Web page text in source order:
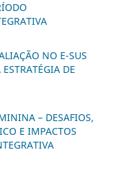
NO E-SUS
DE
– DESAFIOS,
E IMPACTOS